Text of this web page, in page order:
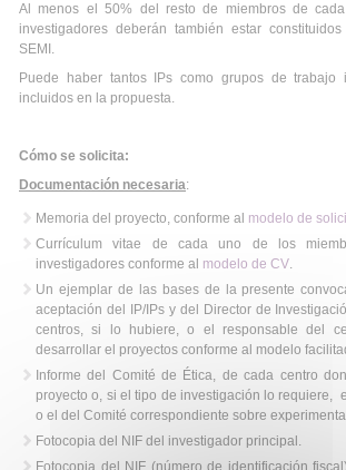
Al menos el 50% del resto de miembros de
investigadores deberán también estar
SEMI.
Puede haber tantos IPs como grupos de trabajo
incluidos en la propuesta.
Cómo se solicita:
Documentación necesaria:
Memoria del proyecto, conforme al modelo de
Currículum vitae de cada uno de los
investigadores conforme al modelo de CV.
Un ejemplar de las bases de la presente
aceptación del IP/IPs y del Director de
centros, si lo hubiere, o el responsable del
desarrollar el proyectos conforme al modelo
Informe del Comité de Ética, de cada centro
proyecto o, si el tipo de investigación lo requiere,
o el del Comité correspondiente sobre
Fotocopia del NIF del investigador principal.
Fotocopia del NIF (número de identificación